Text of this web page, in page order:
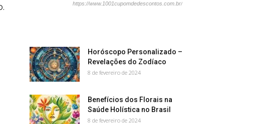
https://www.1001cupomdedescontos.com.br/
Horóscopo Personalizado –
Revelações do Zodíaco
8 de fevereiro de 2024
Benefícios dos Florais na
Saúde Holística no Brasil
8 de fevereiro de 2024